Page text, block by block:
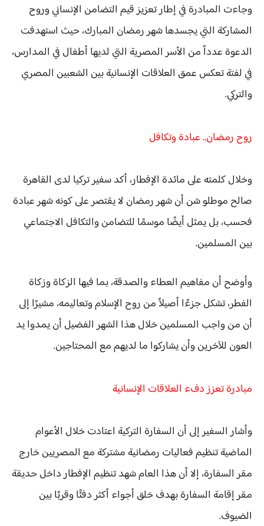
وجاءت المبادرة في إطار تعزيز قيم التضامن الإنساني وروح
المشاركة التي يجسدها شهر رمضان المبارك، حيث استهدفت
الدعوة عدداً من الأسر المصرية التي لديها أطفال في المدارس،
في لفتة تعكس عمق العلاقات الإنسانية بين الشعبين المصري
والتركي.
روح رمضان.. عبادة وتكافل
وخلال كلمته على مائدة الإفطار، أكدسفير تركيا لدى القاهرة
صالح موطلو شن أن شهر رمضان لا يقتصر على كونه شهر عبادة
فحسب، بل يمثل أيضًا موسمًا للتضامن والتكافل الاجتماعي
بين المسلمين.
وأوضح أن مفاهيم العطاء والصدقة، بما فيها الزكاة وزكاة
الفطر، تشكل جزءًا أصيلاً من روح الإسلام وتعاليمه، مشيرًا إلى
أن من واجب المسلمين خلال هذا الشهر الفضيل أن يمدوا يد
العون للآخرين وأن يشاركوا ما لديهم مع المحتاجين.
مبادرة تعزز دفء العلاقات الإنسانية
وأشار السفير إلى أن السفارة التركية اعتادت خلال الأعوام
الماضية تنظيم فعاليات رمضانية مشتركة مع المصريين خارج
مقر السفارة، إلا أن هذا العام شهد تنظيم الإفطارداخل حديقة
مقر إقامة السفارةبهدف خلق أجواء أكثر دفئًا وقربًا بين
الضيوف.